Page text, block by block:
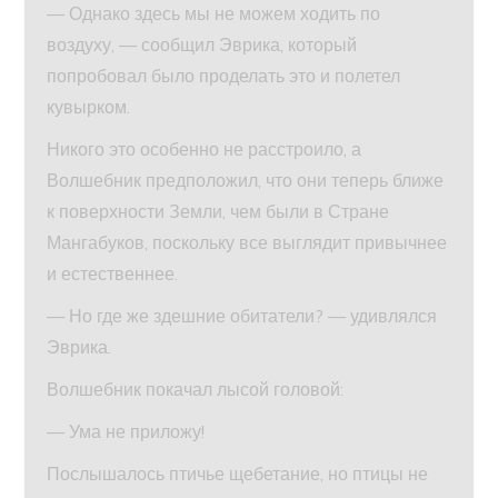
— Однако здесь мы не можем ходить по
воздуху, — сообщил Эврика, который
попробовал было проделать это и полетел
кувырком.
Никого это особенно не расстроило, а
Волшебник предположил, что они теперь ближе
к поверхности Земли, чем были в Стране
Мангабуков, поскольку все выглядит привычнее
и естественнее.
— Но где же здешние обитатели? — удивлялся
Эврика.
Волшебник покачал лысой головой:
— Ума не приложу!
Послышалось птичье щебетание, но птицы не